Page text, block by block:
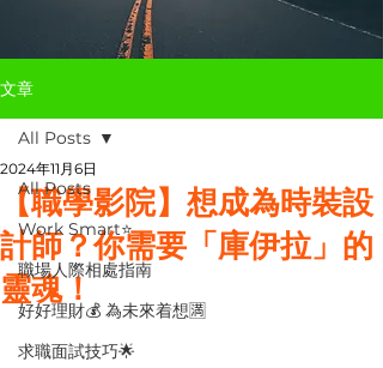
文章
All Posts
Work Smart⭐️
職場人際相處指南
好好理財💰 為未來着想🈵
求職面試技巧🌟
All Posts
【職學影院】想成為時裝設
計師？你需要「庫伊拉」的
靈魂！
2024年11月6日